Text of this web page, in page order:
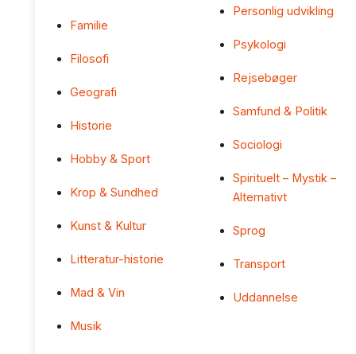
Familie
Filosofi
Geografi
Historie
Hobby & Sport
Krop & Sundhed
Kunst & Kultur
Litteratur-historie
Mad & Vin
Musik
Personlig udvikling
Psykologi
Rejsebøger
Samfund & Politik
Sociologi
Spirituelt – Mystik –
Alternativt
Sprog
Transport
Uddannelse